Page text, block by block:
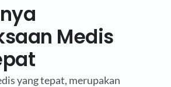
Medis
yang tepat, merupakan